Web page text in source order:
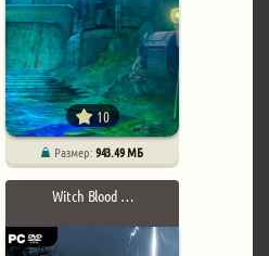
10
Размер:943.49 МБ
Witch Blood …